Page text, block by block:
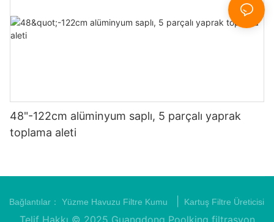
48"-122cm alüminyum saplı, 5 parçalı yaprak
toplama aleti
Bağlantılar： Yüzme Havuzu Filtre Kumu Kartuş Filtre Üreticisi